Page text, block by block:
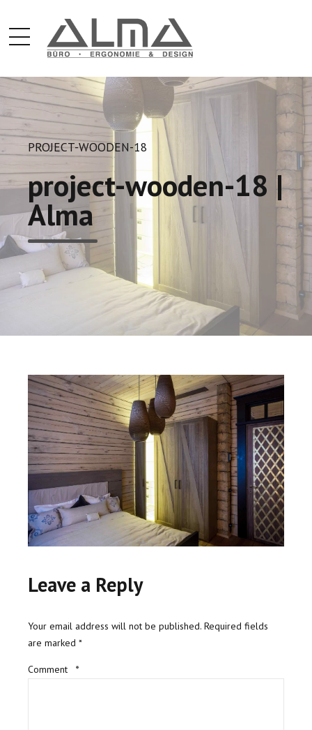
PROJECT-WOODEN-18
project-wooden-18 |
Alma
Leave a Reply
Your email address will not be published. Required fields
are marked *
Comment *